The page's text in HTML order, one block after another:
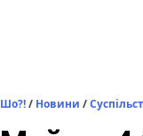
Шо?!/ Новини /